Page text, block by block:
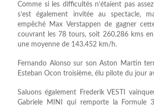
Comme si les difficultés n’étaient pas
s’est également invitée au spectacle,
empêché Max Verstappen de gagner
couvrant les 78 tours, soit 260.286 kms
une moyenne de 143.452 km/h.
Fernando Alonso sur son Aston Martin
Esteban Ocon troisième, élu pilote du jour
Saluons également Frederik VESTI
Gabriele MINI qui remporte la Formule